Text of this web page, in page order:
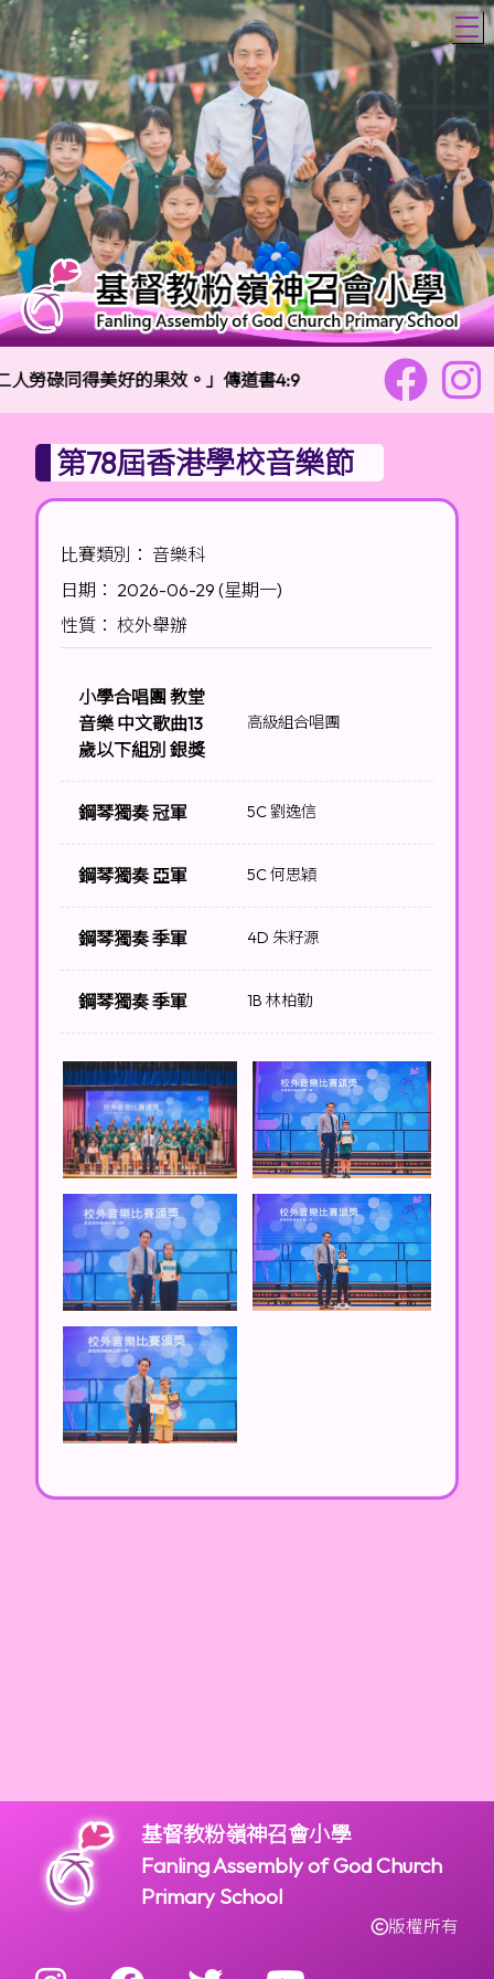
勞碌同得美好的果效。」傳道書4:9 校訓： 樂善
第78屆香港學校音樂節
比賽類別： 音樂科
日期： 2026-06-29 (星期一)
性質： 校外舉辦
小學合唱團 教堂
音樂 中文歌曲13
歲以下組別 銀獎
高級組合唱團
鋼琴獨奏 冠軍 5C 劉逸信
鋼琴獨奏 亞軍 5C 何思穎
鋼琴獨奏 季軍 4D 朱籽源
鋼琴獨奏 季軍 1B 林柏勤
基督教粉嶺神召會小學
Fanling Assembly of God Church
Primary School
版權所有